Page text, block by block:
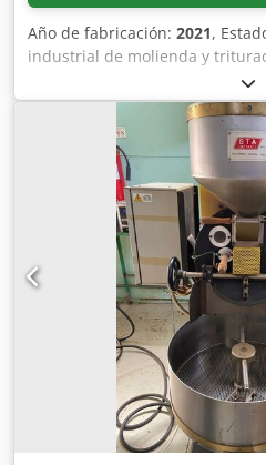
Año de fabricación: 2021,
industrial de molienda y
250-400 es un dispositivo
línea, el suministro directo a
el funcionamiento en
Dkedpfjzrnq Eex Aqier *
por minuto (cápsulas o sobres
energía: potencia total de 9
funcionamiento: 3-4 kW). *
* Características especiales:
tungsteno, ajuste de la
funcionamiento, sin sistema